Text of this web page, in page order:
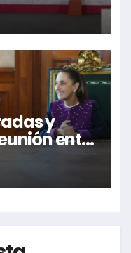
y
entre